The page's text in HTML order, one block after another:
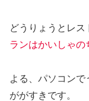
どうりょうとレス
ランはかいしゃの
よる、パソコン
ががすきです。